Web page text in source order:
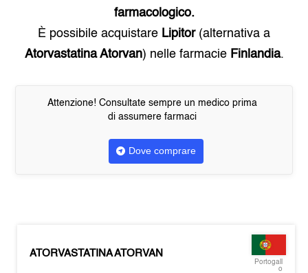
farmacologico.
È possibile acquistare Lipitor(alternativa a
Atorvastatina Atorvan) nelle farmacie Finlandia.
Attenzione! Consultate sempre un medico prima
di assumere farmaci
Dove comprare
ATORVASTATINA ATORVAN
Portogall
o